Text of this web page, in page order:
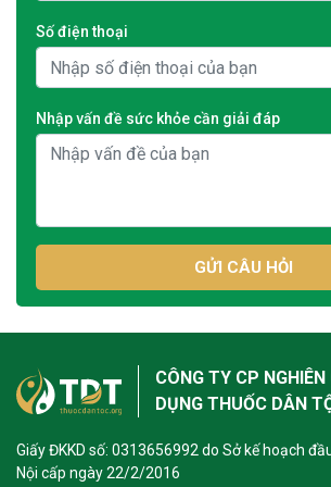
Số điện thoại
Nhập vấn đề sức khỏe cần giải đáp
GỬI CÂU HỎI
CÔNG TY CP NGHIÊN
DỤNG THUỐC DÂN
Giấy ĐKKD số: 0313656992 do Sở kế hoạch
Nội cấp ngày 22/2/2016